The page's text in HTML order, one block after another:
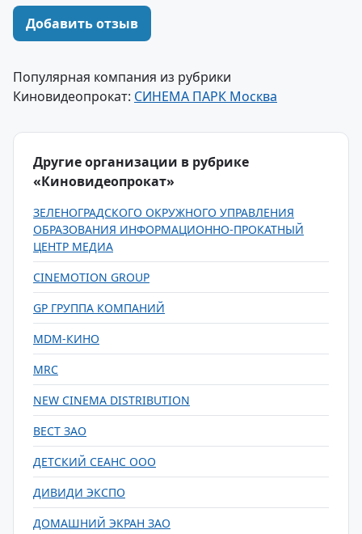
Добавить отзыв
Популярная компания из рубрики
Киновидеопрокат: СИНЕМА ПАРК Москва
Другие организации в рубрике
«Киновидеопрокат»
ЗЕЛЕНОГРАДСКОГО ОКРУЖНОГО УПРАВЛЕНИЯ
ОБРАЗОВАНИЯ ИНФОРМАЦИОННО-ПРОКАТНЫЙ
ЦЕНТР МЕДИА
CINEMOTION GROUP
GP ГРУППА КОМПАНИЙ
MDM-КИНО
MRC
NEW CINEMA DISTRIBUTION
ВЕСТ ЗАО
ДЕТСКИЙ СЕАНС ООО
ДИВИДИ ЭКСПО
ДОМАШНИЙ ЭКРАН ЗАО